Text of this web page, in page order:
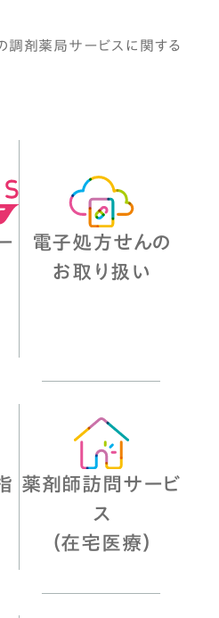
調剤薬局サービスに関する
電子処方せんの
お取り扱い
薬剤師訪問サービ
ス
（在宅医療）